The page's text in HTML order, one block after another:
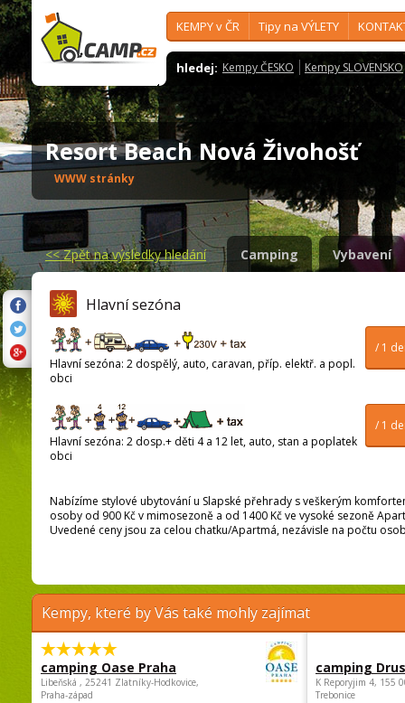
KEMPY v ČR Tipy na VÝLETY
hledej: Kempy ČESKO Kempy SLOVENSKO
Resort Beach Nová Živohošť
WWW stránky
<<Zpět na výsledky hledání Camping Vybavení
Hlavní sezóna
/ 1
Hlavní sezóna: 2 dospělý, auto, caravan, příp. elektř. a popl.
obci
/ 1
Hlavní sezóna: 2 dosp.+ děti 4 a 12 let, auto, stan a poplatek
obci
Nabízíme stylové ubytování u Slapské přehrady s veškerým
osoby od 900 Kč v mimosezoně a od 1400 Kč ve vysoké sezoně
Uvedené ceny jsou za celou chatku/Apartmá, nezávisle na počtu
Kempy, které by Vás také mohly zajímat
camping Oase Praha
Libeňská , 25241 Zlatníky-Hodkovice,
Praha-západ
camping
K Reporyjim 4, 155
Trebonice